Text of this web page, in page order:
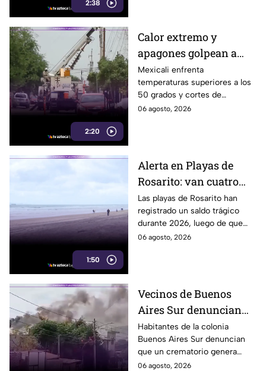
2:38
2:20
Calor extremo y
apagones golpean a
Mexicali; cachanillas
enfrentan riesgos por
falta de electricidad
Mexicali enfrenta
temperaturas superiores a los
50 grados y cortes de
electricidad que generan
06 agosto, 2026
1:50
Alerta en Playas de
Rosarito: van cuatro
ahogados en playas en
lo que va del año
Las playas de Rosarito han
registrado un saldo trágico
durante 2026, luego de que
cuatro personas perdieran la
06 agosto, 2026
Vecinos de Buenos
Aires Sur denuncian
humo y fuertes olores
de crematorio que
entran a sus casas
Habitantes de la colonia
Buenos Aires Sur denuncian
que un crematorio genera
humo y fuertes olores que
06 agosto, 2026